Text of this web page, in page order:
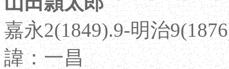
嘉永2(1849).9-明治
諱：一昌